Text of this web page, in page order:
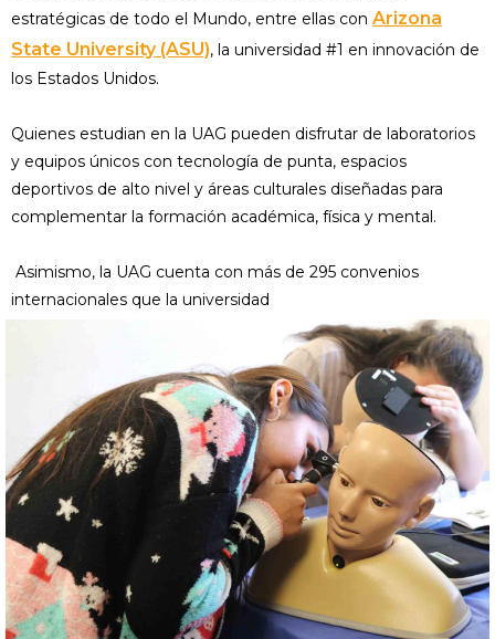
estratégicas de todo el Mundo, entre ellas con Arizona
State University (ASU), la universidad #1 en innovación de
los Estados Unidos.
Quienes estudian en la UAG pueden disfrutar de laboratorios
y equipos únicos con tecnología de punta, espacios
deportivos de alto nivel y áreas culturales diseñadas para
complementar la formación académica, física y mental.
Asimismo, la UAG cuenta con más de 295 convenios
internacionales que la universidad